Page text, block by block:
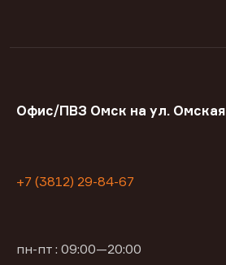
Офис/ПВЗ Омск на ул. Омская
+7 (3812) 29-84-67
пн-пт : 09:00—20:00